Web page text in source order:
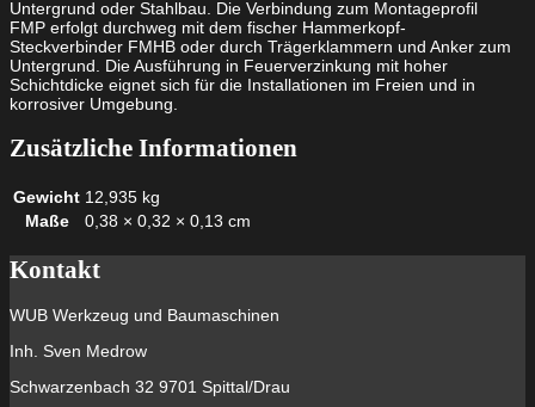
Untergrund oder Stahlbau. Die Verbindung zum Montageprofil
FMP erfolgt durchweg mit dem fischer Hammerkopf-
Steckverbinder FMHB oder durch Trägerklammern und Anker zum
Untergrund. Die Ausführung in Feuerverzinkung mit hoher
Schichtdicke eignet sich für die Installationen im Freien und in
korrosiver Umgebung.
Zusätzliche Informationen
Gewicht 12,935 kg
Maße
0,38 × 0,32 × 0,13 cm
Kontakt
WUB Werkzeug und Baumaschinen
Inh. Sven Medrow
Schwarzenbach 32 9701 Spittal/Drau